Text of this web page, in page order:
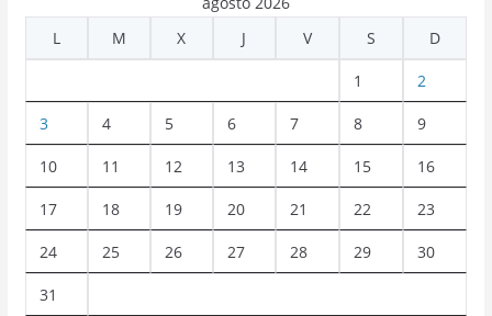
L
M X J V S D
1 2
3 4 5 6 7 8 9
10 11 12 13 14 15 16
17 18 19 20 21 22 23
24 25 26 27 28 29 30
31